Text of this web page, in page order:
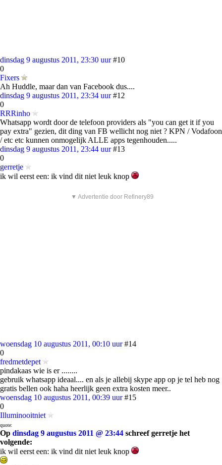
dinsdag 9 augustus 2011, 23:30 uur #10
0
Fixers
Ah Huddle, maar dan van Facebook dus....
dinsdag 9 augustus 2011, 23:34 uur #12
0
RRRinho
Whatsapp wordt door de telefoon providers als "you can get it if you
pay extra" gezien, dit ding van FB wellicht nog niet ? KPN / Vodafoon
/ etc etc kunnen onmogelijk ALLE apps tegenhouden.....
dinsdag 9 augustus 2011, 23:44 uur #13
0
gerretje
ik wil eerst een: ik vind dit niet leuk knop
▼ Advertentie door Refinery89
woensdag 10 augustus 2011, 00:10 uur #14
0
fredmetdepet
pindakaas wie is er ........
gebruik whatsapp ideaal.... en als je allebij skype app op je tel heb nog
gratis bellen ook haha heerlijk geen extra kosten meer..
woensdag 10 augustus 2011, 00:39 uur #15
0
Illuminooitniet
quote:
Op dinsdag 9 augustus 2011 @ 23:44 schreef gerretje het
volgende:
ik wil eerst een: ik vind dit niet leuk knop